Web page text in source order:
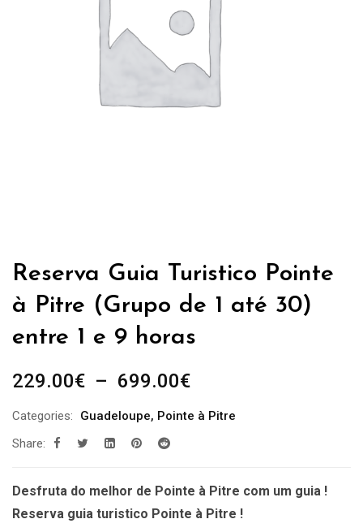
Reserva Guia Turistico Pointe
à Pitre (Grupo de 1 até 30)
entre 1 e 9 horas
229.00€ – 699.00€Plage
prix :
699.00€
Categories: Guadeloupe, Pointe à Pitre
Share:
Desfruta do melhor de Pointe à Pitre com um guia !
Reserva guia turistico Pointe à Pitre !